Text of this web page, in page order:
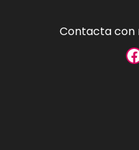
Contacta con